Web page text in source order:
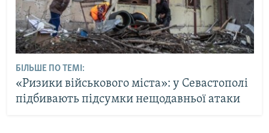
БІЛЬШЕ ПО ТЕМІ:
«Ризики військового міста»: у Севастополі
підбивають підсумки нещодавньої атаки